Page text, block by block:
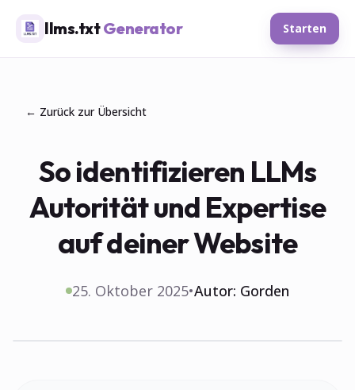
llms.txtGenerator Starten
← Zurück zur Übersicht
So identifizieren LLMs
Autorität und Expertise
auf deiner Website
25. Oktober 2025•Autor: Gorden